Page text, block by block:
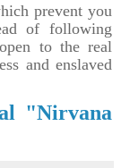
prevent you
of following
to the real
and enslaved
"Nirvana